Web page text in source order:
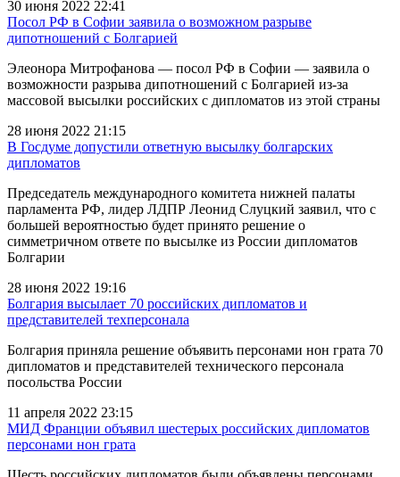
30 июня 2022 22:41
Посол РФ в Софии заявила о возможном разрыве
дипотношений с Болгарией
Элеонора Митрофанова — посол РФ в Софии — заявила о
возможности разрыва дипотношений с Болгарией из-за
массовой высылки российских с дипломатов из этой страны
28 июня 2022 21:15
В Госдуме допустили ответную высылку болгарских
дипломатов
Председатель международного комитета нижней палаты
парламента РФ, лидер ЛДПР Леонид Слуцкий заявил, что с
большей вероятностью будет принято решение о
симметричном ответе по высылке из России дипломатов
Болгарии
28 июня 2022 19:16
Болгария высылает 70 российских дипломатов и
представителей техперсонала
Болгария приняла решение объявить персонами нон грата 70
дипломатов и представителей технического персонала
посольства России
11 апреля 2022 23:15
МИД Франции объявил шестерых российских дипломатов
персонами нон грата